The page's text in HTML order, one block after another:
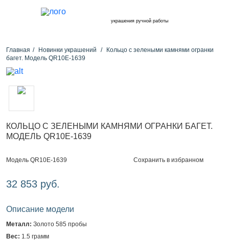
украшения ручной работы
Главная Новинки украшений
Кольцо с зелеными камнями огранки
багет. Модель QR10E-1639
КОЛЬЦО С ЗЕЛЕНЫМИ КАМНЯМИ ОГРАНКИ БАГЕТ.
МОДЕЛЬ QR10E-1639
Модель QR10E-1639 Сохранить в избранном
32 853 руб.
Описание модели
Металл: Золото 585 пробы
Вес: 1.5 грамм